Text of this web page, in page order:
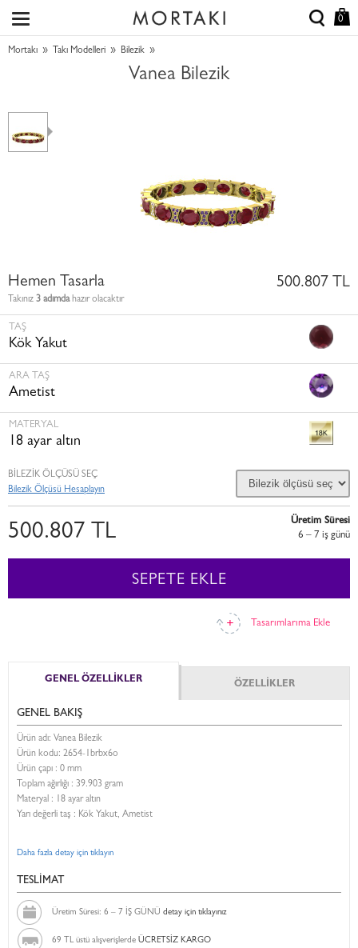
0
Mortakı » Takı Modelleri » Bilezik »
Vanea Bilezik
Hemen Tasarla
Takınız 3 adımdahazır olacaktır
500.807 TL
TAŞ
Kök Yakut
ARA TAŞ
Ametist
MATERYAL
18 ayar altın
Tasarımlarıma Ekle
BİLEZİK ÖLÇÜSÜ SEÇ
Bilezik Ölçüsü Hesaplayın
500.807 TL
Üretim Süresi
6 – 7 i̇ş günü
SEPETE EKLE
GENEL ÖZELLİKLER ÖZELLİKLER
GENEL BAKIŞ
Ürün adı: Vanea Bilezik
Ürün kodu: 2654-1brbx6o
Ürün çapı : 0 mm
Toplam ağırlığı : 39.903 gram
Materyal : 18 ayar altın
Yarı değerli taş : Kök Yakut, Ametist
Daha fazla detay için tıklayın
TESLİMAT
Üretim Süresi: 6 – 7 İŞ GÜNÜ detay için tıklayınız
69 TL üstü alışverişlerde ÜCRETSİZ KARGO